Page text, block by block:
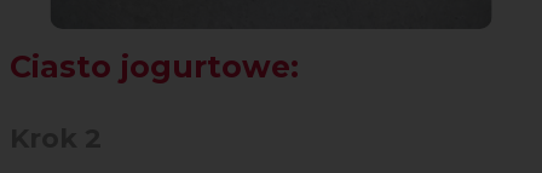
Ciasto jogurtowe: